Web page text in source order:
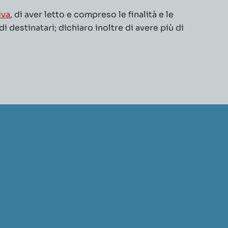
, di aver letto e compreso le finalità e le
destinatari; dichiaro inoltre di avere più di